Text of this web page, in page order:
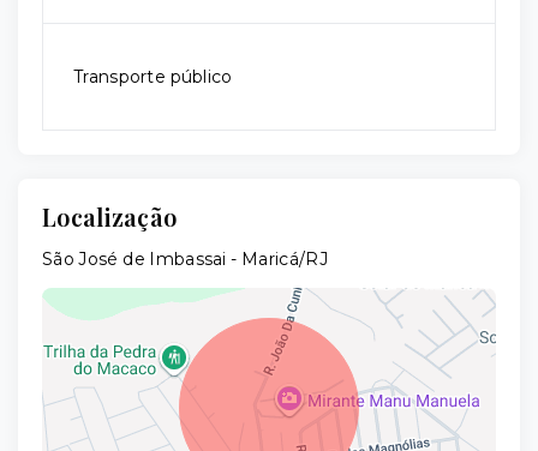
Transporte público
Localização
São José de Imbassai - Maricá/RJ